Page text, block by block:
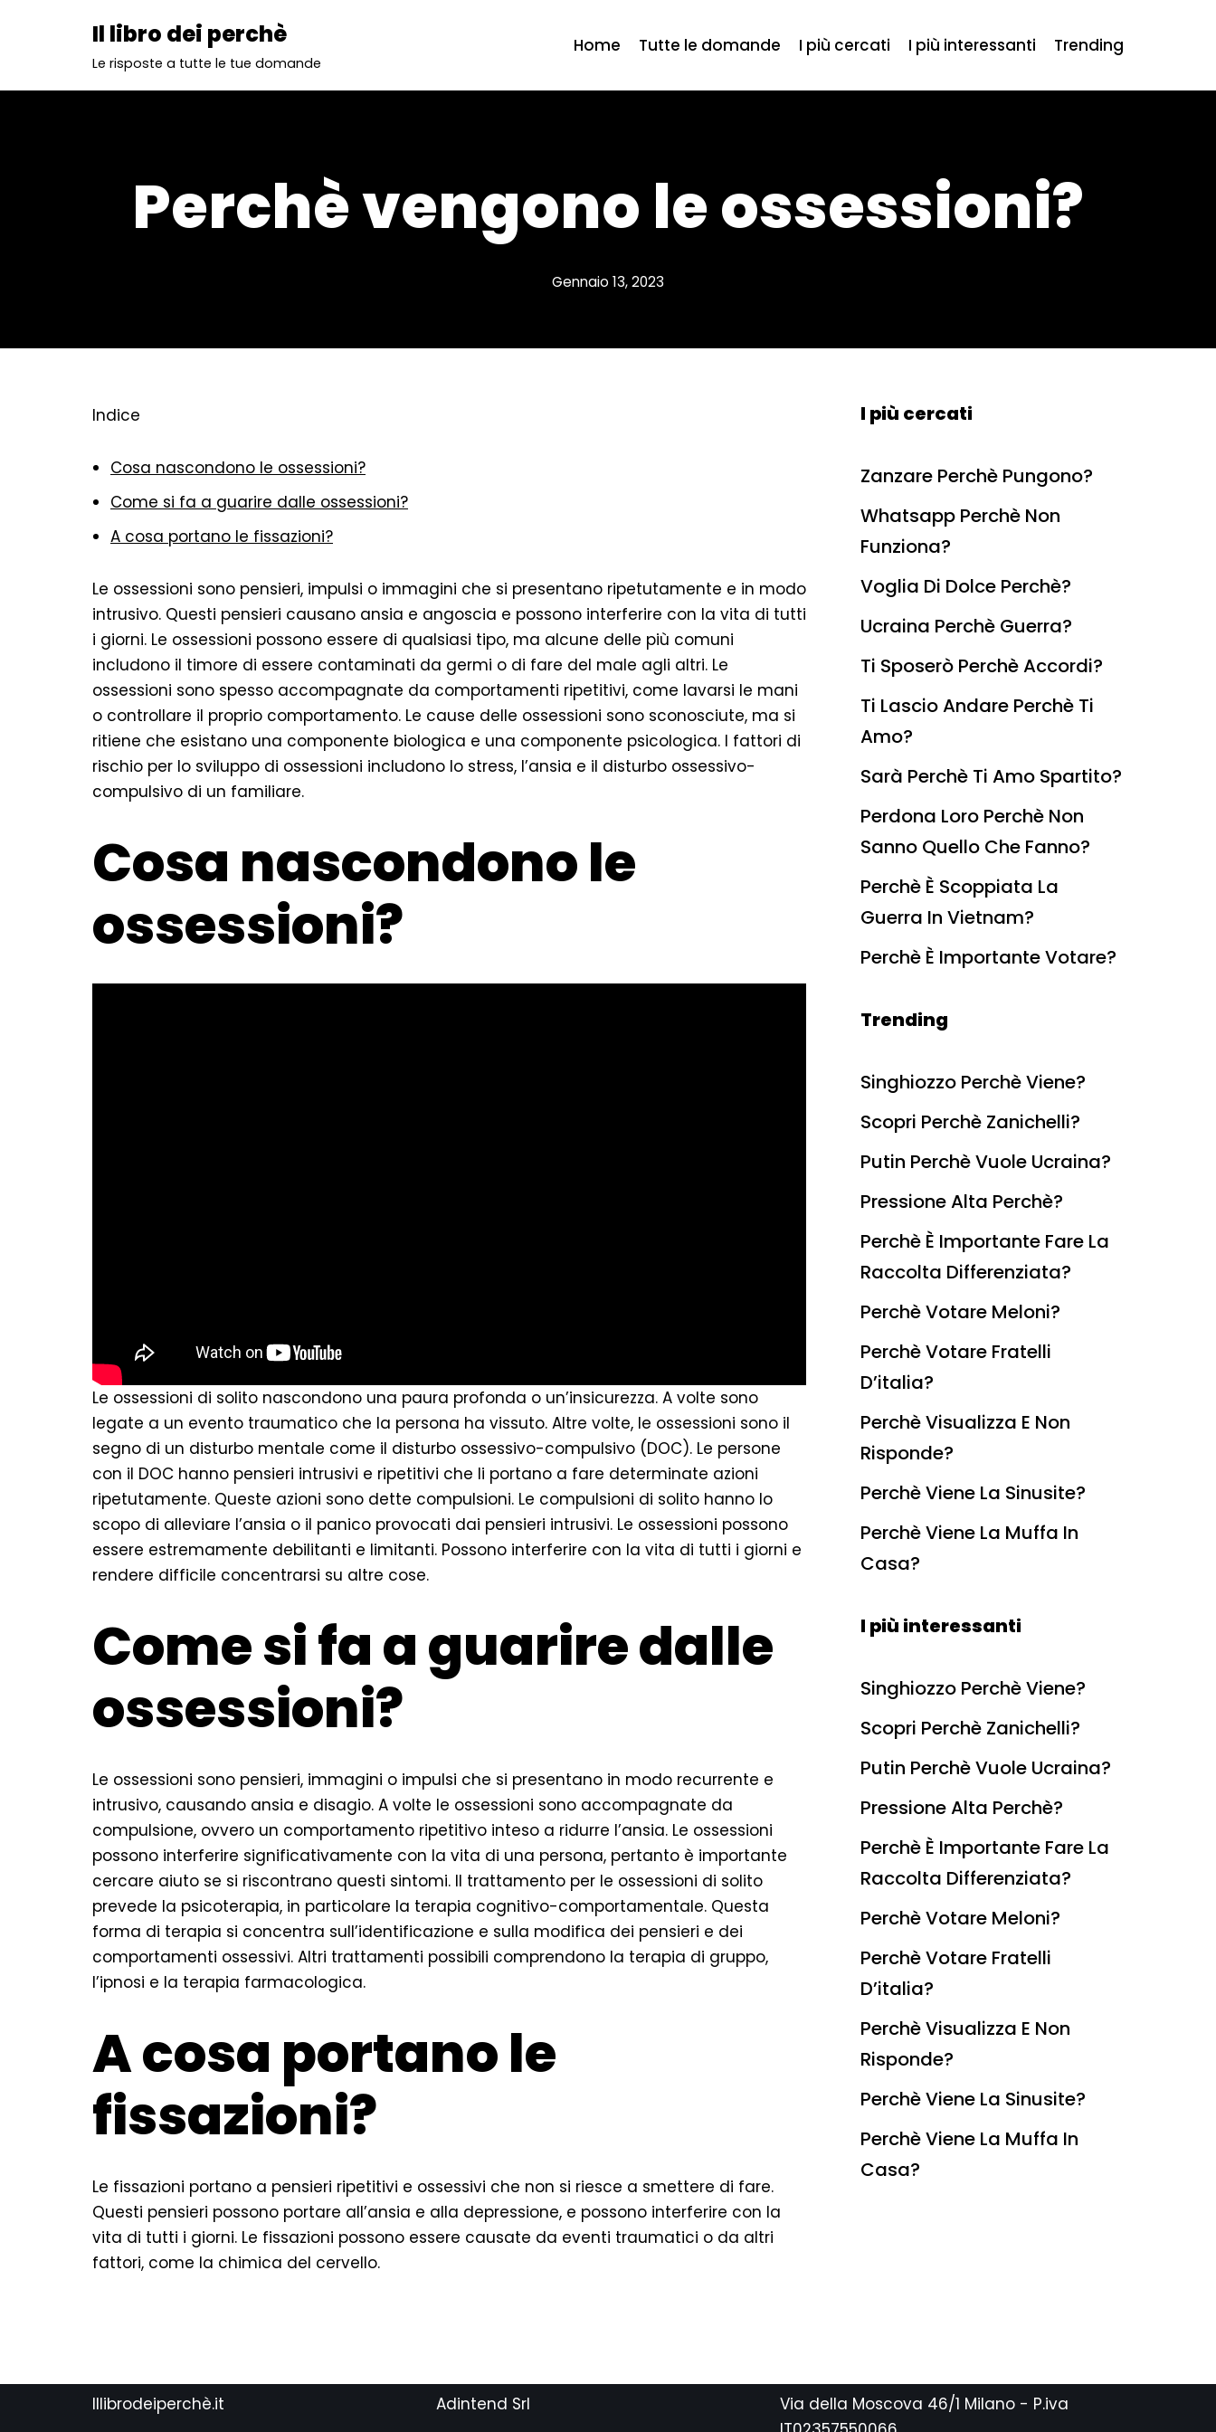
Il libro dei perchè
Le risposte a tutte le tue domande
Home Tutte le domande I più cercati I più interessanti Trending
Perchè vengono le ossessioni?
Gennaio 13, 2023
Indice
Cosa nascondono le ossessioni?
Come si fa a guarire dalle ossessioni?
A cosa portano le fissazioni?
Le ossessioni sono pensieri, impulsi o immagini che si presentano ripetutamente e in modo
intrusivo. Questi pensieri causano ansia e angoscia e possono interferire con la vita di tutti
i giorni. Le ossessioni possono essere di qualsiasi tipo, ma alcune delle più comuni
includono il timore di essere contaminati da germi o di fare del male agli altri. Le
ossessioni sono spesso accompagnate da comportamenti ripetitivi, come lavarsi le mani
o controllare il proprio comportamento. Le cause delle ossessioni sono sconosciute, ma si
ritiene che esistano una componente biologica e una componente psicologica. I fattori di
rischio per lo sviluppo di ossessioni includono lo stress, l’ansia e il disturbo ossessivo-
compulsivo di un familiare.
Cosa nascondono le
ossessioni?
Le ossessioni di solito nascondono una paura profonda o un’insicurezza. A volte sono
legate a un evento traumatico che la persona ha vissuto. Altre volte, le ossessioni sono il
segno di un disturbo mentale come il disturbo ossessivo-compulsivo (DOC). Le persone
con il DOC hanno pensieri intrusivi e ripetitivi che li portano a fare determinate azioni
ripetutamente. Queste azioni sono dette compulsioni. Le compulsioni di solito hanno lo
scopo di alleviare l’ansia o il panico provocati dai pensieri intrusivi. Le ossessioni possono
essere estremamente debilitanti e limitanti. Possono interferire con la vita di tutti i giorni e
rendere difficile concentrarsi su altre cose.
Come si fa a guarire dalle
ossessioni?
Le ossessioni sono pensieri, immagini o impulsi che si presentano in modo recurrente e
intrusivo, causando ansia e disagio. A volte le ossessioni sono accompagnate da
compulsione, ovvero un comportamento ripetitivo inteso a ridurre l’ansia. Le ossessioni
possono interferire significativamente con la vita di una persona, pertanto è importante
cercare aiuto se si riscontrano questi sintomi. Il trattamento per le ossessioni di solito
prevede la psicoterapia, in particolare la terapia cognitivo-comportamentale. Questa
forma di terapia si concentra sull’identificazione e sulla modifica dei pensieri e dei
comportamenti ossessivi. Altri trattamenti possibili comprendono la terapia di gruppo,
l’ipnosi e la terapia farmacologica.
A cosa portano le
fissazioni?
Le fissazioni portano a pensieri ripetitivi e ossessivi che non si riesce a smettere di fare.
Questi pensieri possono portare all’ansia e alla depressione, e possono interferire con la
vita di tutti i giorni. Le fissazioni possono essere causate da eventi traumatici o da altri
fattori, come la chimica del cervello.
I più cercati
Zanzare Perchè Pungono?
Whatsapp Perchè Non
Funziona?
Voglia Di Dolce Perchè?
Ucraina Perchè Guerra?
Ti Sposerò Perchè Accordi?
Ti Lascio Andare Perchè Ti
Amo?
Sarà Perchè Ti Amo Spartito?
Perdona Loro Perchè Non
Sanno Quello Che Fanno?
Perchè È Scoppiata La
Guerra In Vietnam?
Perchè È Importante Votare?
Trending
Singhiozzo Perchè Viene?
Scopri Perchè Zanichelli?
Putin Perchè Vuole Ucraina?
Pressione Alta Perchè?
Perchè È Importante Fare La
Raccolta Differenziata?
Perchè Votare Meloni?
Perchè Votare Fratelli
D’italia?
Perchè Visualizza E Non
Risponde?
Perchè Viene La Sinusite?
Perchè Viene La Muffa In
Casa?
I più interessanti
Singhiozzo Perchè Viene?
Scopri Perchè Zanichelli?
Putin Perchè Vuole Ucraina?
Pressione Alta Perchè?
Perchè È Importante Fare La
Raccolta Differenziata?
Perchè Votare Meloni?
Perchè Votare Fratelli
D’italia?
Perchè Visualizza E Non
Risponde?
Perchè Viene La Sinusite?
Perchè Viene La Muffa In
Casa?
Illibrodeiperchè.it Adintend Srl
Via della Moscova 46/1 Milano - P.iva